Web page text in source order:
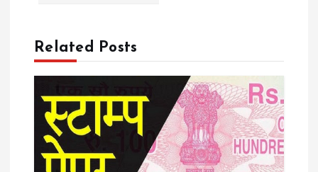
a
g
Related Posts